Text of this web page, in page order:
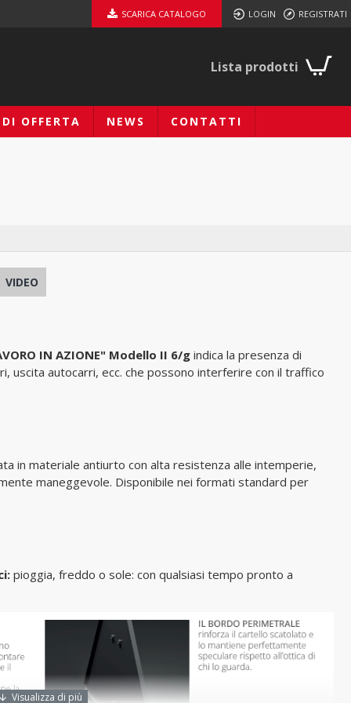
SCARICA CATALOGO LOGIN REGISTRATI
Lista prodotti
OFFERTA NEWS CONTATTI
VIDEO
IN AZIONE" Modello II 6/gindica la presenza di
uscita autocarri, ecc. che possono interferire con il traffico
in materiale antiurto con alta resistenza alle intemperie,
maneggevole. Disponibile nei formati standard per
pioggia, freddo o sole: con qualsiasi tempo pronto a